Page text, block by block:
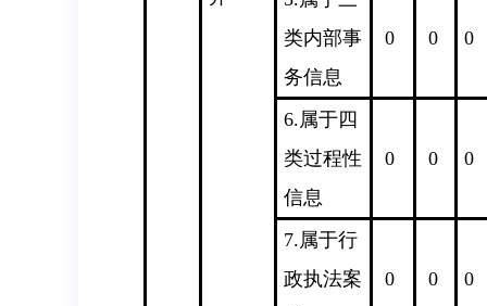
类内部事
务信息
0 0 0
6.属于四
类过程性
信息
0 0 0
7.属于行
政执法案
0 0 0